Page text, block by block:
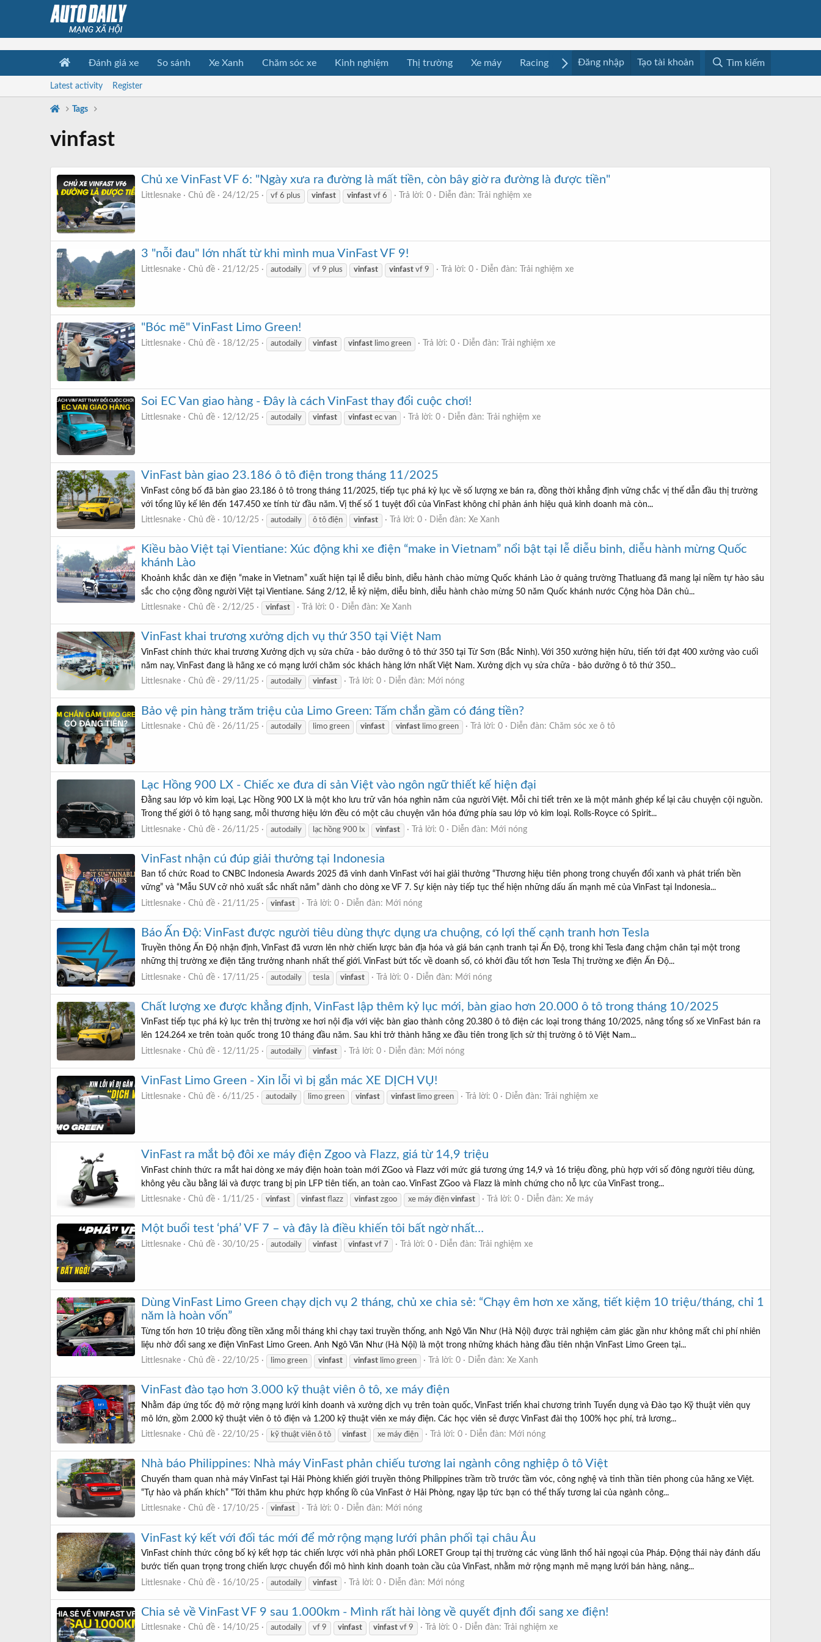
Đánh giá xe So sánh Xe Xanh Chăm sóc xe Kinh nghiệm Thị trường Xe máy Racing Mua bán Media Resources
Đăng nhập Tạo tài khoản Tìm kiếm
Latest activity Register
Tags
vinfast
Chủ xe VinFast VF 6: "Ngày xưa ra đường là mất tiền, còn bây giờ ra đường là được tiền"
Littlesnake Chủ đề 24/12/25 vf 6 plus vinfast vinfast vf 6 Trả lời: 0 Diễn đàn: Trải nghiệm xe
3 "nỗi đau" lớn nhất từ khi mình mua VinFast VF 9!
Littlesnake Chủ đề 21/12/25 autodaily vf 9 plus vinfast vinfast vf 9 Trả lời: 0 Diễn đàn: Trải nghiệm xe
"Bóc mẽ" VinFast Limo Green!
Littlesnake Chủ đề 18/12/25 autodaily vinfast vinfast limo green Trả lời: 0 Diễn đàn: Trải nghiệm xe
Soi EC Van giao hàng - Đây là cách VinFast thay đổi cuộc chơi!
Littlesnake Chủ đề 12/12/25 autodaily vinfast vinfast ec van Trả lời: 0 Diễn đàn: Trải nghiệm xe
VinFast bàn giao 23.186 ô tô điện trong tháng 11/2025
VinFast công bố đã bàn giao 23.186 ô tô trong tháng 11/2025, tiếp tục phá kỷ lục về số lượng xe bán ra, đồng thời khẳng định vững chắc vị thế dẫn đầu thị trường
với tổng lũy kế lên đến 147.450 xe tính từ đầu năm. Vị thế số 1 tuyệt đối của VinFast không chỉ phản ánh hiệu quả kinh doanh mà còn...
Littlesnake
Chủ đề 10/12/25 autodaily ô tô điện vinfast Trả lời: 0 Diễn đàn: Xe Xanh
Kiều bào Việt tại Vientiane: Xúc động khi xe điện “make in Vietnam” nổi bật tại lễ diễu binh, diễu hành mừng Quốc
khánh Lào
Khoảnh khắc dàn xe điện “make in Vietnam” xuất hiện tại lễ diễu binh, diễu hành chào mừng Quốc khánh Lào ở quảng trường Thatluang đã mang lại niềm tự hào sâu
sắc cho cộng đồng người Việt tại Vientiane. Sáng 2/12, lễ kỷ niệm, diễu binh, diễu hành chào mừng 50 năm Quốc khánh nước Cộng hòa Dân chủ...
Littlesnake
Chủ đề 2/12/25 vinfast Trả lời: 0 Diễn đàn: Xe Xanh
VinFast khai trương xưởng dịch vụ thứ 350 tại Việt Nam
VinFast chính thức khai trương Xưởng dịch vụ sửa chữa - bảo dưỡng ô tô thứ 350 tại Từ Sơn (Bắc Ninh). Với 350 xưởng hiện hữu, tiến tới đạt 400 xưởng vào cuối
năm nay, VinFast đang là hãng xe có mạng lưới chăm sóc khách hàng lớn nhất Việt Nam. Xưởng dịch vụ sửa chữa - bảo dưỡng ô tô thứ 350...
Littlesnake
Chủ đề 29/11/25 autodaily vinfast Trả lời: 0 Diễn đàn: Mới nóng
Bảo vệ pin hàng trăm triệu của Limo Green: Tấm chắn gầm có đáng tiền?
Littlesnake Chủ đề 26/11/25 autodaily limo green vinfast vinfast limo green Trả lời: 0 Diễn đàn: Chăm sóc xe ô tô
Lạc Hồng 900 LX - Chiếc xe đưa di sản Việt vào ngôn ngữ thiết kế hiện đại
Đằng sau lớp vỏ kim loại, Lạc Hồng 900 LX là một kho lưu trữ văn hóa nghìn năm của người Việt. Mỗi chi tiết trên xe là một mảnh ghép kể lại câu chuyện cội nguồn.
Trong thế giới ô tô hạng sang, mỗi thương hiệu lớn đều có một câu chuyện văn hóa đứng phía sau lớp vỏ kim loại. Rolls-Royce có Spirit...
Littlesnake
Chủ đề 26/11/25 autodaily lạc hồng 900 lx vinfast Trả lời: 0 Diễn đàn: Mới nóng
VinFast nhận cú đúp giải thưởng tại Indonesia
Ban tổ chức Road to CNBC Indonesia Awards 2025 đã vinh danh VinFast với hai giải thưởng “Thương hiệu tiên phong trong chuyển đổi xanh và phát triển bền
vững” và “Mẫu SUV cỡ nhỏ xuất sắc nhất năm” dành cho dòng xe VF 7. Sự kiện này tiếp tục thể hiện những dấu ấn mạnh mẽ của VinFast tại Indonesia...
Littlesnake
Chủ đề 21/11/25 vinfast Trả lời: 0 Diễn đàn: Mới nóng
Báo Ấn Độ: VinFast được người tiêu dùng thực dụng ưa chuộng, có lợi thế cạnh tranh hơn Tesla
Truyền thông Ấn Độ nhận định, VinFast đã vươn lên nhờ chiến lược bản địa hóa và giá bán cạnh tranh tại Ấn Độ, trong khi Tesla đang chậm chân tại một trong
những thị trường xe điện tăng trưởng nhanh nhất thế giới. VinFast bứt tốc về doanh số, có khởi đầu tốt hơn Tesla Thị trường xe điện Ấn Độ...
Littlesnake
Chủ đề 17/11/25 autodaily tesla vinfast Trả lời: 0 Diễn đàn: Mới nóng
Chất lượng xe được khẳng định, VinFast lập thêm kỷ lục mới, bàn giao hơn 20.000 ô tô trong tháng 10/2025
VinFast tiếp tục phá kỷ lục trên thị trường xe hơi nội địa với việc bàn giao thành công 20.380 ô tô điện các loại trong tháng 10/2025, nâng tổng số xe VinFast bán ra
lên 124.264 xe trên toàn quốc trong 10 tháng đầu năm. Sau khi trở thành hãng xe đầu tiên trong lịch sử thị trường ô tô Việt Nam...
Littlesnake
Chủ đề 12/11/25 autodaily vinfast Trả lời: 0 Diễn đàn: Mới nóng
VinFast Limo Green - Xin lỗi vì bị gắn mác XE DỊCH VỤ!
Littlesnake Chủ đề 6/11/25 autodaily limo green vinfast vinfast limo green Trả lời: 0 Diễn đàn: Trải nghiệm xe
VinFast ra mắt bộ đôi xe máy điện Zgoo và Flazz, giá từ 14,9 triệu
VinFast chính thức ra mắt hai dòng xe máy điện hoàn toàn mới ZGoo và Flazz với mức giá tương ứng 14,9 và 16 triệu đồng, phù hợp với số đông người tiêu dùng,
không yêu cầu bằng lái và được trang bị pin LFP tiên tiến, an toàn cao. VinFast ZGoo và Flazz là minh chứng cho nỗ lực của VinFast trong...
Littlesnake
Chủ đề 1/11/25 vinfast vinfast flazz vinfast zgoo xe máy điện vinfast Trả lời: 0 Diễn đàn: Xe máy
Một buổi test ‘phá’ VF 7 – và đây là điều khiến tôi bất ngờ nhất…
Littlesnake Chủ đề 30/10/25 autodaily vinfast vinfast vf 7 Trả lời: 0 Diễn đàn: Trải nghiệm xe
Dùng VinFast Limo Green chạy dịch vụ 2 tháng, chủ xe chia sẻ: “Chạy êm hơn xe xăng, tiết kiệm 10 triệu/tháng, chỉ 1
năm là hoàn vốn”
Từng tốn hơn 10 triệu đồng tiền xăng mỗi tháng khi chạy taxi truyền thống, anh Ngô Văn Như (Hà Nội) được trải nghiệm cảm giác gần như không mất chi phí nhiên
liệu nhờ đổi sang xe điện VinFast Limo Green. Anh Ngô Văn Như (Hà Nội) là một trong những khách hàng đầu tiên nhận VinFast Limo Green tại...
Littlesnake
Chủ đề 22/10/25 limo green vinfast vinfast limo green Trả lời: 0 Diễn đàn: Xe Xanh
VinFast đào tạo hơn 3.000 kỹ thuật viên ô tô, xe máy điện
Nhằm đáp ứng tốc độ mở rộng mạng lưới kinh doanh và xưởng dịch vụ trên toàn quốc, VinFast triển khai chương trình Tuyển dụng và Đào tạo Kỹ thuật viên quy
mô lớn, gồm 2.000 kỹ thuật viên ô tô điện và 1.200 kỹ thuật viên xe máy điện. Các học viên sẽ được VinFast đài thọ 100% học phí, trả lương...
Littlesnake
Chủ đề 22/10/25 kỹ thuật viên ô tô vinfast xe máy điện Trả lời: 0 Diễn đàn: Mới nóng
Nhà báo Philippines: Nhà máy VinFast phản chiếu tương lai ngành công nghiệp ô tô Việt
Chuyến tham quan nhà máy VinFast tại Hải Phòng khiến giới truyền thông Philippines trầm trồ trước tầm vóc, công nghệ và tinh thần tiên phong của hãng xe Việt.
“Tự hào và phấn khích” “Tới thăm khu phức hợp khổng lồ của VinFast ở Hải Phòng, ngay lập tức bạn có thể thấy tương lai của ngành công...
Littlesnake
Chủ đề 17/10/25 vinfast Trả lời: 0 Diễn đàn: Mới nóng
VinFast ký kết với đối tác mới để mở rộng mạng lưới phân phối tại châu Âu
VinFast chính thức công bố ký kết hợp tác chiến lược với nhà phân phối LORET Group tại thị trường các vùng lãnh thổ hải ngoại của Pháp. Động thái này đánh dấu
bước tiến quan trọng trong chiến lược chuyển đổi mô hình kinh doanh toàn cầu của VinFast, nhằm mở rộng mạnh mẽ mạng lưới bán hàng, nâng...
Littlesnake
Chủ đề 16/10/25 autodaily vinfast Trả lời: 0 Diễn đàn: Mới nóng
Chia sẻ về VinFast VF 9 sau 1.000km - Mình rất hài lòng về quyết định đổi sang xe điện!
Littlesnake Chủ đề 14/10/25 autodaily vf 9 vinfast vinfast vf 9 Trả lời: 0 Diễn đàn: Trải nghiệm xe